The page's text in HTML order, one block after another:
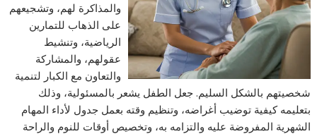
والمذاكرة لهم، وتشجيعهم
على الذهاب للتمارين
الرياضية، وتنشيط
عقولهم، والمشاركة
والتعاون مع الكبار لتنمية
شخصيتهم بالشكل السليم. جعل الطفل يشعر بالمسئولية، وذلك
بتعليمه كيفية توضيب أغراضه، وتنظيم وقته بعمل جدول لأداء المهام
الشهرية المفروضة عليه والتزامه به، وتخصيص أوقات للنوم والراحة